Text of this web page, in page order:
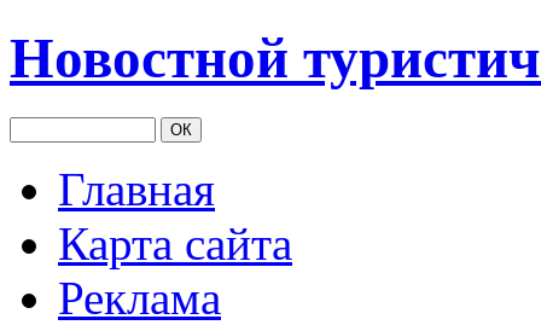
Новостной
Главная
Карта сайта
Реклама